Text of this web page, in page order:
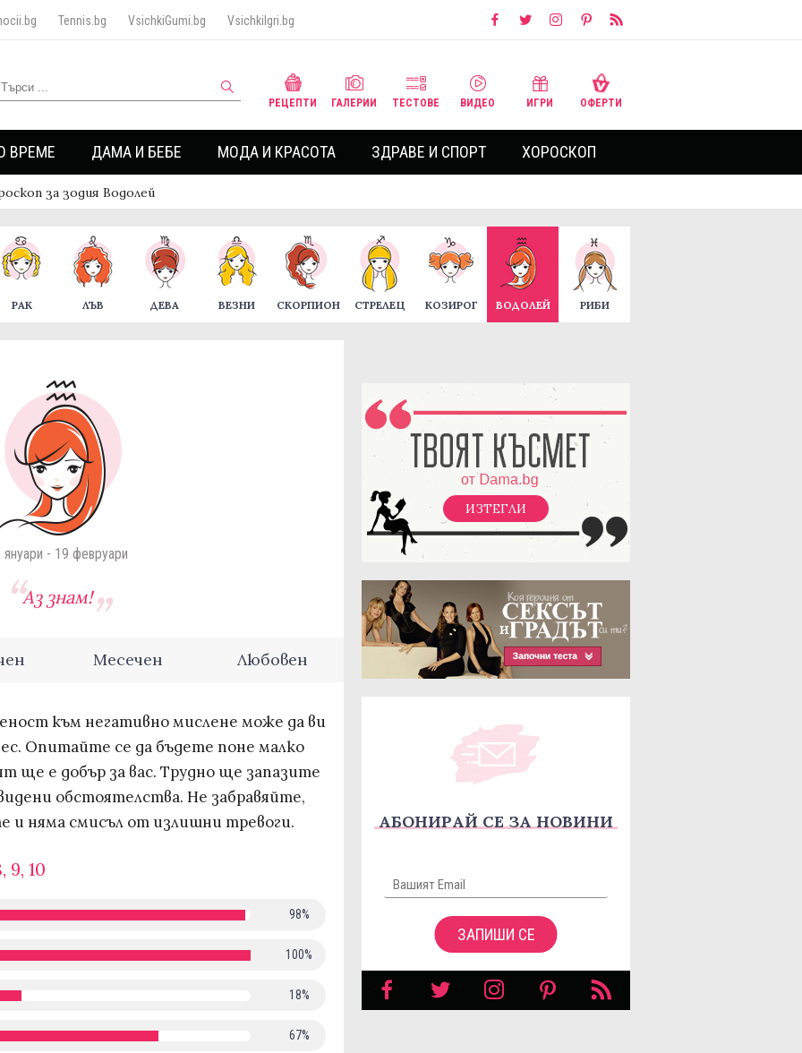
Tennis.bg VsichkiGumi.bg VsichkiIgri.bg
РЕЦЕПТИ ГАЛЕРИИ ТЕСТОВЕ ВИДЕО ИГРИ ОФЕРТИ
ВРЕМЕ ДАМА И БЕБЕ МОДА И КРАСОТА ЗДРАВЕ И СПОРТ ХОРОСКОП
за зодия Водолей
РАК ЛЪВ ДЕВА ВЕЗНИ СКОРПИОН СТРЕЛЕЦ КОЗИРОГ ВОДОЛЕЙ РИБИ
януари - 19 февруари
Аз знам!
Месечен Любовен
към негативно мислене може да ви
Опитайте се да бъдете поне малко
ще е добър за вас. Трудно ще запазите
обстоятелства. Не забравяйте,
и няма смисъл от излишни тревоги.
9, 10
98%
100%
18%
67%
ИЗТЕГЛИ
АБОНИРАЙ СЕ ЗА НОВИНИ
ЗАПИШИ СЕ